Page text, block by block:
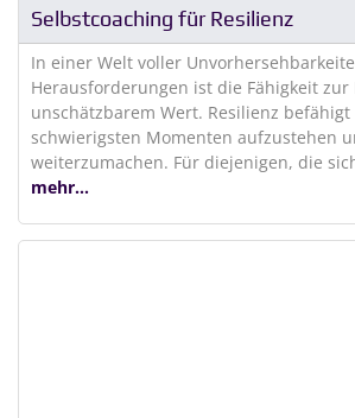
Selbstcoaching für Resilienz
In einer Welt voller
Herausforderungen ist die Fähigkeit zur
unschätzbarem Wert. Resilienz
schwierigsten Momenten aufzustehen
weiterzumachen. Für diejenigen, die
mehr...